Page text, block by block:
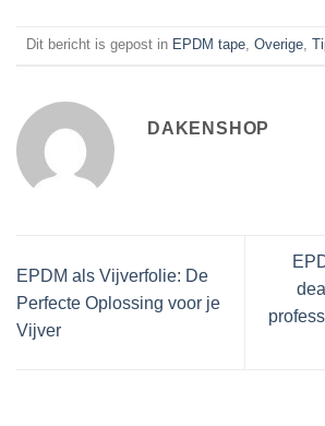
Dit bericht is gepost in EPDM tape, Overige,
DAKENSHOP
EPDM als Vijverfolie: De
Perfecte Oplossing voor je
Vijver